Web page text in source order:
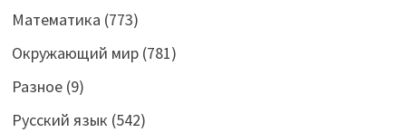
Математика (773)
Окружающий мир(781)
Разное(9)
Русский язык (542)